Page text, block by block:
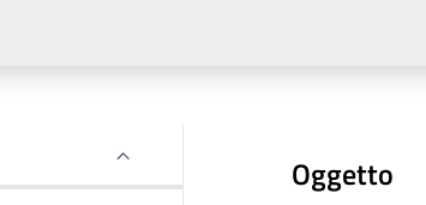
Oggetto